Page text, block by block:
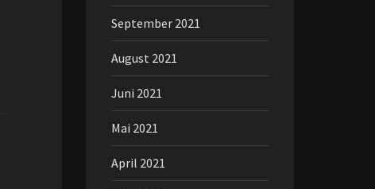
September 2021
August 2021
Juni 2021
Mai 2021
April 2021